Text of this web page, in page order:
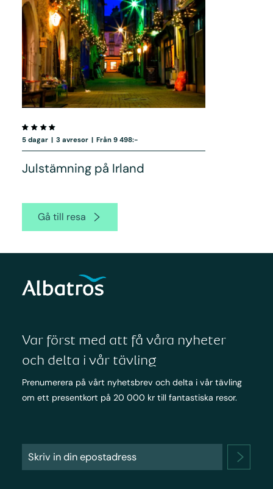
5 dagar | 3 avresor | Från 9 498:-
Julstämning på Irland
Gå till resa
Var först med att få våra nyheter
och delta i vår tävling
Prenumerera på vårt nyhetsbrev och delta i vår tävling
om ett presentkort på 20 000 kr till fantastiska resor.